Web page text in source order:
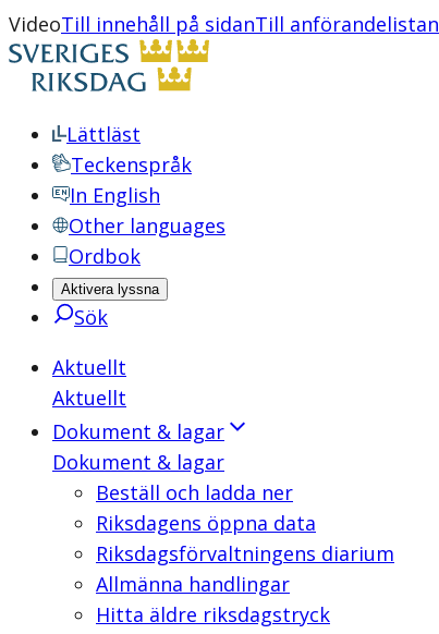
VideoTill innehåll på sidanTill anförandelistan
Lättläst
Teckenspråk
In English
Other languages
Ordbok
Aktivera lyssna
Sök
Aktuellt
Aktuellt
Dokument & lagar
Dokument & lagar
Beställ och ladda ner
Riksdagens öppna data
Riksdagsförvaltningens diarium
Allmänna handlingar
Hitta äldre riksdagstryck